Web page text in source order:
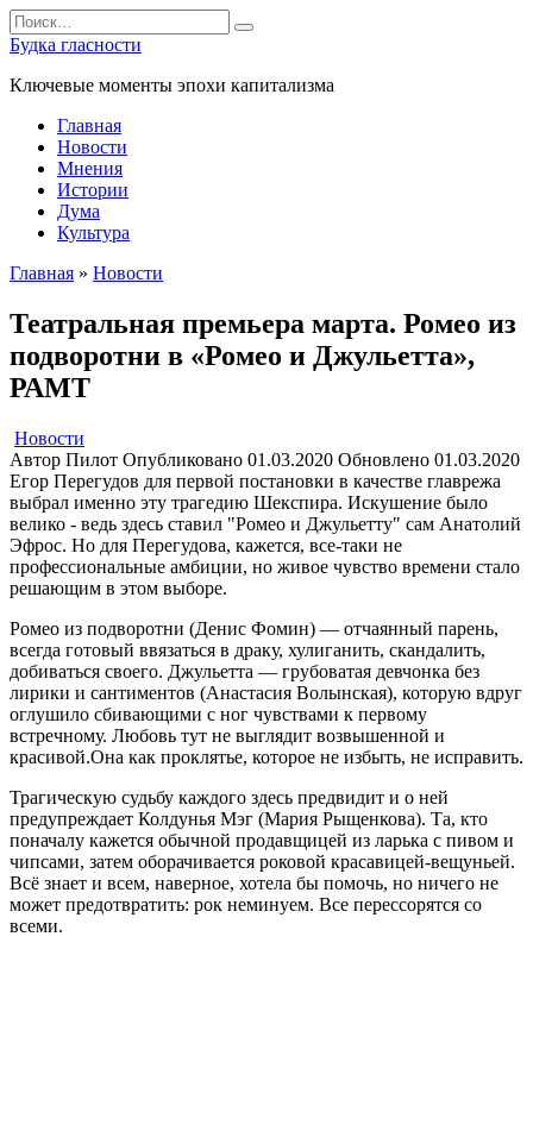
Перейти
к
содержанию
Search
for:
Будка гласности
Ключевые моменты эпохи капитализма
Главная
Новости
Мнения
Истории
Дума
Культура
Главная » Новости
Театральная премьера марта. Ромео из
подворотни в «Ромео и Джульетта»,
РАМТ
Новости
Автор Пилот Опубликовано 01.03.2020 Обновлено 01.03.2020
Егор Перегудов для первой постановки в качестве главрежа
выбрал именно эту трагедию Шекспира. Искушение было
велико - ведь здесь ставил "Ромео и Джульетту" сам Анатолий
Эфрос. Но для Перегудова, кажется, все-таки не
профессиональные амбиции, но живое чувство времени стало
решающим в этом выборе.
Ромео из подворотни (Денис Фомин) — отчаянный парень,
всегда готовый ввязаться в драку, хулиганить, скандалить,
добиваться своего. Джульетта — грубоватая девчонка без
лирики и сантиментов (Анастасия Волынская), которую вдруг
оглушило сбивающими с ног чувствами к первому
встречному. Любовь тут не выглядит возвышенной и
красивой.Она как проклятье, которое не избыть, не исправить.
Трагическую судьбу каждого здесь предвидит и о ней
предупреждает Колдунья Мэг (Мария Рыщенкова). Та, кто
поначалу кажется обычной продавщицей из ларька с пивом и
чипсами, затем оборачивается роковой красавицей-вещуньей.
Всё знает и всем, наверное, хотела бы помочь, но ничего не
может предотвратить: рок неминуем. Все перессорятся со
всеми.